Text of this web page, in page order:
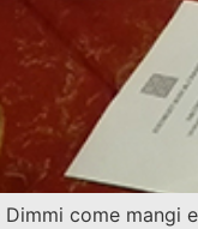
Dimmi come